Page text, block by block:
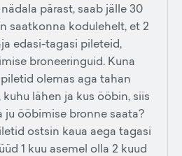
pärast, saab jälle 30
saatkonna kodulehelt, et 2
edasi-tagasi pileteid,
broneeringuid. Kuna
olemas aga tahan
lähen ja kus ööbin, siis
ju ööbimise bronne saata?
ostsin kaua aega tagasi
1 kuu asemel olla 2 kuud